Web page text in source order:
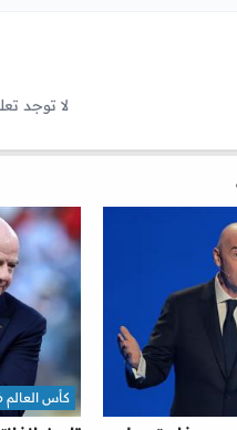
لا توجد
كأس العالم 2026